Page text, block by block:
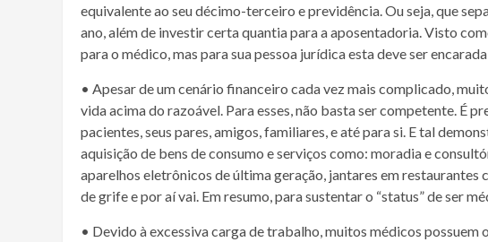
equivalente ao seu décimo-terceiro e previdência. Ou seja, que
ano, além de investir certa quantia para a aposentadoria. Visto
para o médico, mas para sua pessoa jurídica esta deve ser
• Apesar de um cenário financeiro cada vez mais complicado,
vida acima do razoável. Para esses, não basta ser competente. É
pacientes, seus pares, amigos, familiares, e até para si. E tal
aquisição de bens de consumo e serviços como: moradia e
aparelhos eletrônicos de última geração, jantares em restaurantes
de grife e por aí vai. Em resumo, para sustentar o “status” de ser
• Devido à excessiva carga de trabalho, muitos médicos